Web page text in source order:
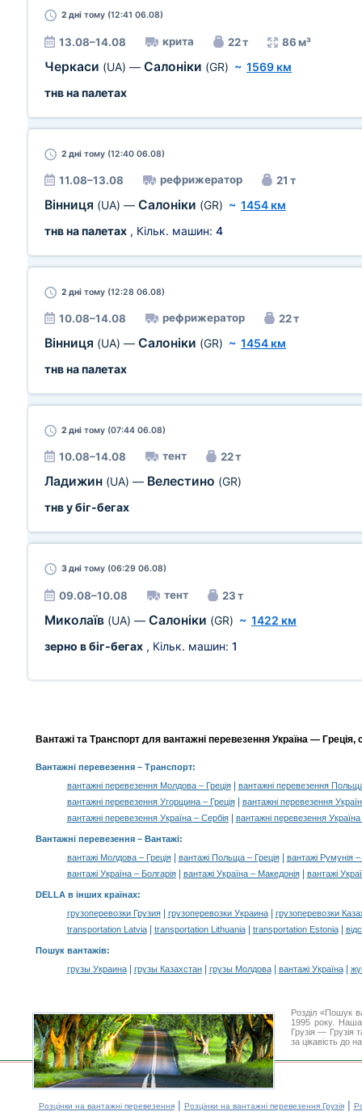
2 дні тому (12:41 06.08)
13.08–14.08 крита 22 т 86 м³
Черкаси (UA) — Салоніки (GR) ~ 1569 км
тнв на палетах
2 дні тому (12:40 06.08)
11.08–13.08 рефрижератор 21 т
Вінниця (UA) — Салоніки (GR) ~ 1454 км
тнв на палетах , Кільк. машин: 4
2 дні тому (12:28 06.08)
10.08–14.08 рефрижератор 22 т
Вінниця (UA) — Салоніки (GR) ~ 1454 км
тнв на палетах
2 дні тому (07:44 06.08)
10.08–14.08 тент 22 т
Ладижин (UA) — Велестино (GR)
тнв у біг-бегах
3 дні тому (06:29 06.08)
09.08–10.08 тент 23 т
Миколаїв (UA) — Салоніки (GR) ~ 1422 км
зерно в біг-бегах , Кільк. машин: 1
Вантажі та Транспорт для вантажні перевезення Україна — Греція,
Вантажні перевезення– Транспорт:
вантажні перевезення Молдова – Греція|
вантажні перевезення
вантажні перевезення Угорщина – Греція|
вантажні перевезення
вантажні перевезення Україна – Сербія| вантажні перевезення
Вантажні перевезення – Вантажі:
вантажі Молдова – Греція| вантажі Польща – Греція|
вантажі Румунія –
вантажі Україна – Болгарія| вантажі Україна – Македонія| вантажі
DELLA в інших країнах:
грузоперевозки Грузия| грузоперевозки Украина|
грузоперевозки
transportation Latvia| transportation Lithuania| transportation Estonia|
Пошук вантажів:
грузы Украина| грузы Казахстан| грузы Молдова| вантажі Україна|
Розділ «Пошук
1995 року. Наша
Грузія — Грузія
за цікавість до
Розцінки на вантажні перевезення| Розцінки на вантажні перевезення Грузія|